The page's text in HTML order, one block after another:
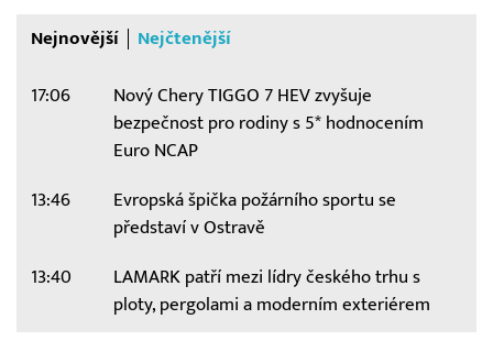
Nejnovější Nejčtenější
17:06
Nový Chery TIGGO 7 HEV zvyšuje
bezpečnost pro rodiny s 5* hodnocením
Euro NCAP
13:46
Evropská špička požárního sportu se
představí v Ostravě
13:40
LAMARK patří mezi lídry českého trhu s
ploty, pergolami a moderním exteriérem